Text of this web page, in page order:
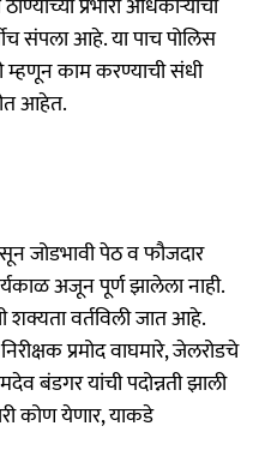
संपला आहे. या पाच पोलिस
म्हणून काम करण्याची संधी
आहेत.
जोडभावी पेठ व फौजदार
अजून पूर्ण झालेला नाही.
शक्यता वर्तविली जात आहे.
प्रमोद वाघमारे, जेलरोडचे
बंडगर यांची पदोन्नती झाली
कोण येणार, याकडे